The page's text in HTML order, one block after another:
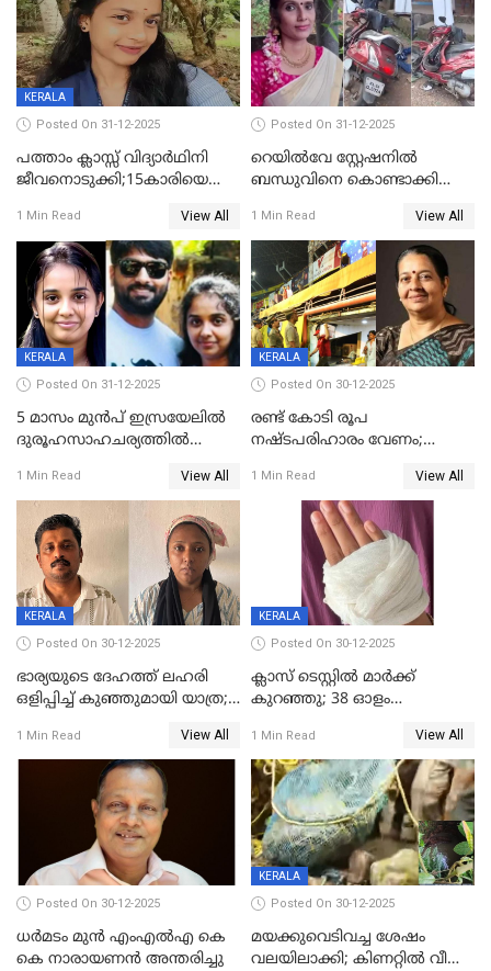
KERALA
Posted On 31-12-2025
പത്താം ക്ലാസ്സ് വിദ്യാര്‍ഥിനി
ജീവനൊടുക്കി;15കാരിയെ
കിടപ്പുമുറിയില്‍ തൂങ്ങി മരിച്ച
നിലയിൽ
1 Min Read View All
Posted On 31-12-2025
റെയിൽവേ സ്റ്റേഷനിൽ
ബന്ധുവിനെ കൊണ്ടാക്കി
ലോറി സ്കൂട്ടറിൽ ഇടിച്ചു :
യുവതിക്ക് ദാരുണാന്ത്യം
1 Min Read View All
KERALA
Posted On 31-12-2025
5 മാസം മുൻപ് ഇസ്രയേലിൽ
ദുരൂഹസാഹചര്യത്തിൽ
മലയാളി യുവാവിന്റെ ഭാര്യയും
മരിച്ചു
1 Min Read View All
KERALA
Posted On 30-12-2025
രണ്ട് കോടി രൂപ
നഷ്ടപരിഹാരം വേണം;
നോട്ടീസയച്ച് ഉമാ തോമസ്
1 Min Read View All
KERALA
Posted On 30-12-2025
ഭാര്യയുടെ ദേഹത്ത് ലഹരി
ഒളിപ്പിച്ച് കുഞ്ഞുമായി യാത്ര;
പിടികൂടി പൊലീസ്
1 Min Read View All
KERALA
Posted On 30-12-2025
ക്ലാസ് ടെസ്റ്റിൽ മാർക്ക്
കുറഞ്ഞു; 38 ഓളം
സെന്ററിലെ അധ്യാപകന്‍
മർദിച്ചതായി പരാതി
1 Min Read View All
Posted On 30-12-2025
ധർമടം മുൻ എംഎല്‍എ കെ
കെ നാരായണന്‍ അന്തരിച്ചു
KERALA
Posted On 30-12-2025
മയക്കുവെടിവച്ച ശേഷം
വലയിലാക്കി; കിണറ്റിൽ വീണ